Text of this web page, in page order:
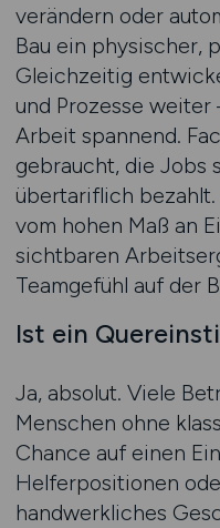
verändern oder
Bau ein physischer,
Gleichzeitig
und Prozesse weiter
Arbeit spannend.
gebraucht, die Jobs
übertariflich
vom hohen Maß an
sichtbaren
Teamgefühl auf der
Ist ein
Ja, absolut. Viele
Menschen ohne
Chance auf einen
Helferpositionen
handwerkliches